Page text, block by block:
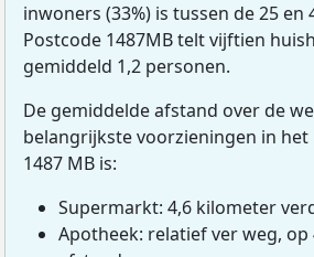
inwoners (33%) is tussen de 25 en
Postcode 1487MB telt vijftien
gemiddeld 1,2 personen.
De gemiddelde afstand over de
belangrijkste voorzieningen in
1487 MB is:
Supermarkt: 4,6 kilometer
Apotheek: relatief ver weg,